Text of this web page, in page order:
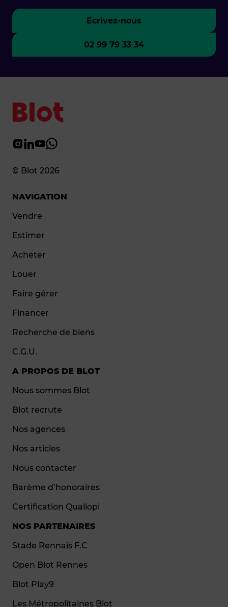
Ecrivez-nous
02 99 79 33 34
© Blot 2026
NAVIGATION
Vendre
Estimer
Acheter
Louer
Faire gérer
Financer
Recherche de biens
C.G.U.
A PROPOS DE BLOT
Nous sommes Blot
Blot recrute
Nos agences
Nos articles
Nous contacter
Barème d’honoraires
Certification Qualiopi
NOS PARTENAIRES
Stade Rennais F.C
Open Blot Rennes
Blot Play9
Les Métropolitaines Blot